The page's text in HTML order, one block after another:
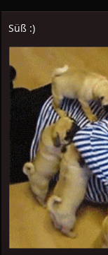
Süß :)